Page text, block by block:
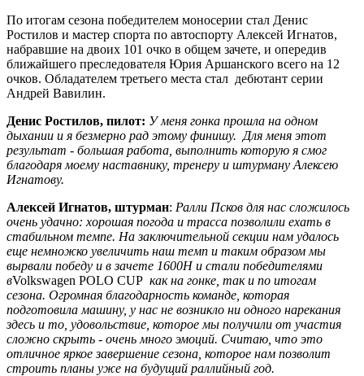
По итогам сезона победителем моносерии стал Денис
Ростилов и мастер спорта по автоспорту Алексей Игнатов,
набравшие на двоих 101 очко в общем зачете, и опередив
ближайшего преследователя Юрия Аршанского всего на 12
очков. Обладателем третьего места стал дебютант серии
Андрей Вавилин.
Денис Ростилов, пилот: У меня гонка прошла на одном
дыхании и я безмерно рад этому финишу. Для меня этот
результат - большая работа, выполнить которую я смог
благодаря моему наставнику, тренеру и штурману Алексею
Игнатову.
Алексей Игнатов, штурман: Ралли Псков для нас сложилось
очень удачно: хорошая погода и трасса позволили ехать в
стабильном темпе. На заключительной секции нам удалось
еще немножко увеличить наш темп и таким образом мы
вырвали победу и в зачете 1600Н и стали победителями
вVolkswagen POLO CUP как на гонке, так и по итогам
сезона. Огромная благодарность команде, которая
подготовила машину, у нас не возникло ни одного нарекания
здесь и то, удовольствие, которое мы получили от участия
сложно скрыть - очень много эмоций. Считаю, что это
отличное яркое завершение сезона, которое нам позволит
строить планы уже на будущий раллийный год.